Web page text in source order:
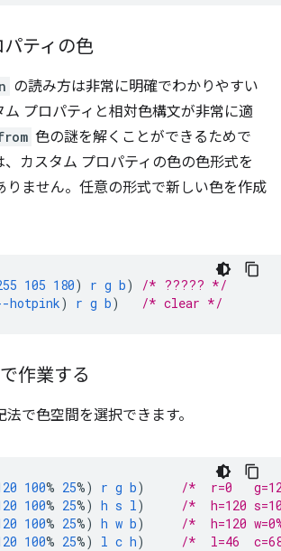
ティの色
の読み方は非常に明確でわかりやすい
ム プロパティと相対色構文が非常に適
色の謎を解くことができるためで
、カスタム プロパティの色の色形式を
りません。任意の形式で新しい色を作成
105 180) r g b)
/* ????? */
hotpink) r g b) /* clear */
作業する
で色空間を選択できます。
100% 25%) r g b)
/*  r=0
100% 25%) h s l )
/*  h=120
100% 25%) h w b)
/*  h=120
100% 25%) l c h) /*  l=46